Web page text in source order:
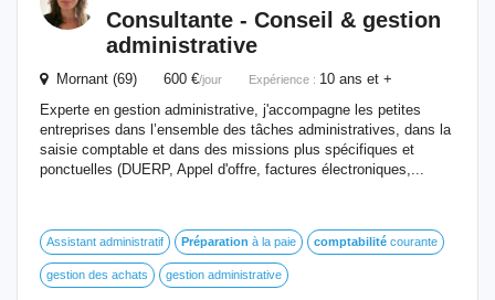
Consultante - Conseil & gestion
administrative
Mornant (69) 600 €/jour Expérience : 10 ans et +
Experte en gestion administrative, j'accompagne les petites
entreprises dans l’ensemble des tâches administratives, dans la
saisie comptable et dans des missions plus spécifiques et
ponctuelles (DUERP, Appel d'offre, factures électroniques,...
Assistant administratif Préparation à la paie comptabilité courante
gestion des achats gestion administrative